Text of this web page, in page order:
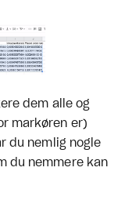
dem alle og
markøren er)
du nemlig nogle
du nemmere kan